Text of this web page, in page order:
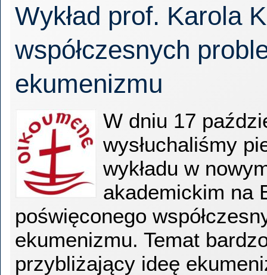
Wykład prof. Karola
współczesnych
ekumenizmu
W dniu 17
wysłuchaliśmy
wykładu w
akademickim na
poświęconego
ekumenizmu. Temat
przybliżający ideę